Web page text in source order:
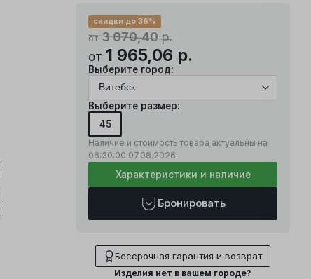
от3 070,40р.
скидки до 36%
от 1 965,06 р.
Выберите город:
Выберите размер:
45
Наличие и стоимость товара актуальны на
06:30:00 07.08.2026
Характеристики и наличие
Бронировать
Бессрочная гарантия и возврат
Изделия нет в вашем городе?